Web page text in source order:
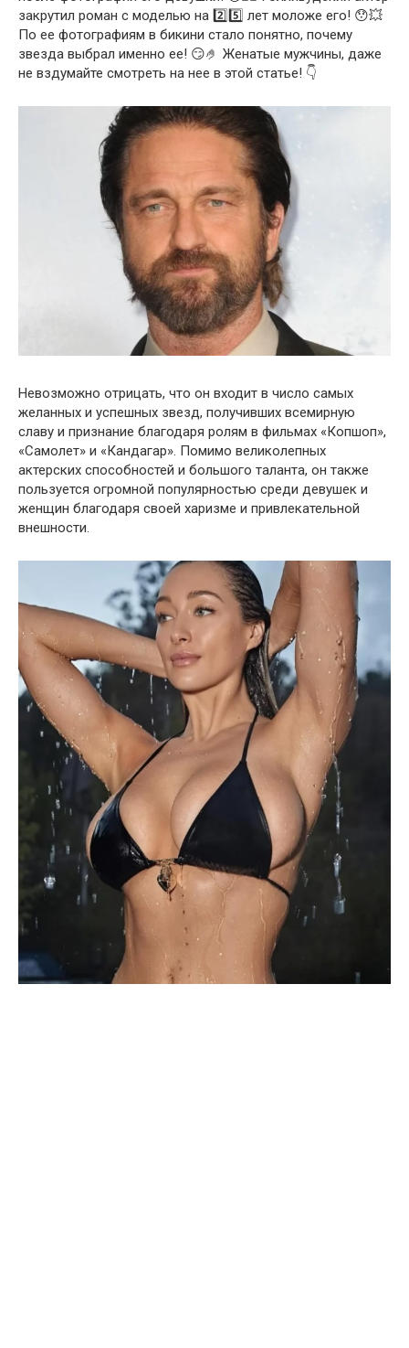
закрутил роман с моделью на 2️⃣5️⃣ лет моложе его! 😯💥
По ее фотографиям в бикини стало понятно, почему
звезда выбрал именно ее! 😏🤌 Женатые мужчины, даже
не вздумайте смотреть на нее в этой статье! 👇
Невозможно отрицать, что он входит в число самых
желанных и успешных звезд, получивших всемирную
славу и признание благодаря ролям в фильмах «Копшоп»,
«Самолет» и «Кандагар». Помимо великолепных
актерских способностей и большого таланта, он также
пользуется огромной популярностью среди девушек и
женщин благодаря своей харизме и привлекательной
внешности.